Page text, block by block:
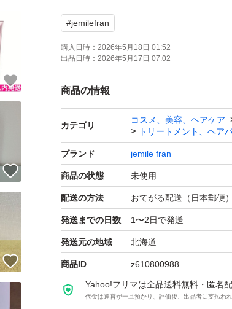
*即購入OK(コメント不要)です
【商品概要】
◎クリームタイプの洗い流さないトリ
◎夜のまとまりを記憶し、毛先までス
◎ハンドクリームとしても使えます。
#ミルボン #メルティバター #シアバ
トバストリートメント #洗い流さない
リーム
#jemilefran
購入日時： 2026年5月18日 01:52
出品日時： 2026年5月17日 07:02
商品の情報
カテゴリ
コスメ、美容、ヘアケア
トリートメント、ヘア
ブランド jemile fran
商品の状態 未使用
配送の方法 おてがる配送（日本郵便）
発送までの日数 1〜2日で発送
発送元の地域 北海道
商品ID z610800988
Yahoo!フリマは全品送料無料・匿名
代金は運営が一旦預かり、評価後、出品者に支払わ
いいね！